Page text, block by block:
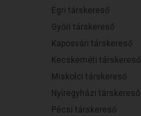
Egri társkereső
Győri társkereső
Kaposvári társkereső
Kecskeméti társkereső
Miskolci társkereső
Nyíregyházi társkereső
Pécsi társkereső